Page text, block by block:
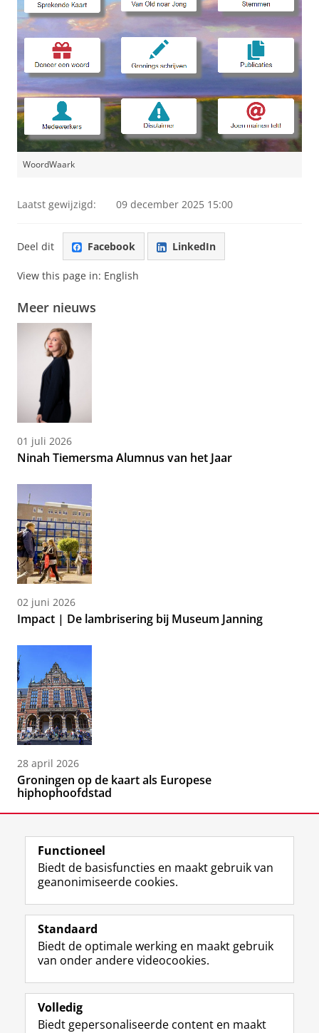
WoordWaark
Laatst gewijzigd: 09 december 2025 15:00
Deel dit Facebook LinkedIn
View this page in: English
Meer nieuws
01 juli 2026
Ninah Tiemersma Alumnus van het Jaar
02 juni 2026
Impact | De lambrisering bij Museum Janning
28 april 2026
Groningen op de kaart als Europese
hiphophoofdstad
Volg de RUG
F
a
e
b
o
p
L
i
k
e
I
-
R
S
-
f
e
R
I
n
t
r
m
Y
o
T
e
k
Studiekiezers
Alumni
Over ons
Functioneel
Biedt de basisfuncties en maakt gebruik van
geanonimiseerde cookies.
Standaard
Biedt de optimale werking en maakt gebruik
van onder andere videocookies.
Volledig
Biedt gepersonaliseerde content en maakt